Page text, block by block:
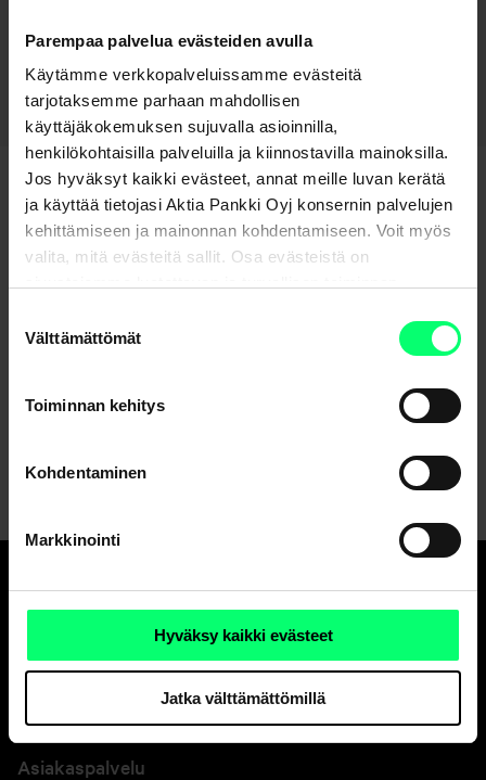
Parempaa palvelua evästeiden avulla
Käytämme verkkopalveluissamme evästeitä
tarjotaksemme parhaan mahdollisen
käyttäjäkokemuksen sujuvalla asioinnilla,
henkilökohtaisilla palveluilla ja kiinnostavilla mainoksilla.
Jos hyväksyt kaikki evästeet, annat meille luvan kerätä
ja käyttää tietojasi Aktia Pankki Oyj konsernin palvelujen
kehittämiseen ja mainonnan kohdentamiseen. Voit myös
valita, mitä evästeitä sallit. Osa evästeistä on
valinta
Välttämättömät
Toiminnan kehitys
Kohdentaminen
Markkinointi
Hyväksy kaikki evästeet
Jatka välttämättömillä
Palaa sivulle – Säästäminen ja sijoittaminen
Etkö löydä etsimääsi?
Hyvä pankki.
Ja erinomainen
varainhoitaja.
Asiakaspalvelu